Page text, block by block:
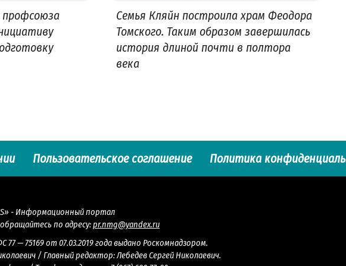
профсоюза
Семья Кляйн построила храм Феодора
Томского. Таким образом завершилась
история длиной почти в полтора
века
Пользовательское соглашение Политика
- Информационный портал
по адресу:pr.nmg@yandex.ru
— 75169 от 07.03.2019 года выдано Роскомнадзором.
/ Главный редактор: Лебедев Сергей Николаевич.